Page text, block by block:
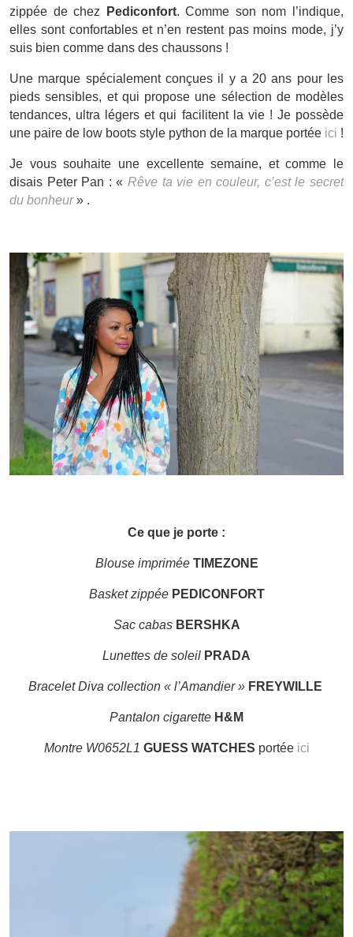
zippée de chez Pediconfort. Comme son nom l’indique,
elles sont confortables et n’en restent pas moins mode, j’y
suis bien comme dans des chaussons !
Une marque spécialement conçues il y a 20 ans pour les
pieds sensibles, et qui propose une sélection de modèles
tendances, ultra légers et qui facilitent la vie ! Je possède
une paire de low boots style python de la marque portée ici !
Je vous souhaite une excellente semaine, et comme le
disais Peter Pan : « Rêve ta vie en couleur, c’est le secret
du bonheur» .
Ce que je porte :
Blouse imprimée TIMEZONE
Basket zippée PEDICONFORT
Sac cabas BERSHKA
Lunettes de soleil PRADA
Bracelet Diva collection « l’Amandier » FREYWILLE
Pantalon cigarette H&M
Montre W0652L1 GUESS WATCHES portée ici